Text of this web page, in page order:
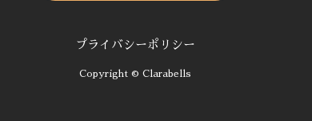
プライバシーポリシー
Copyright © Clarabells